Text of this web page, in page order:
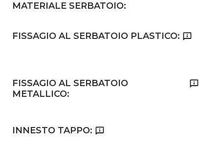
MATERIALE SERBATOIO:
FISSAGIO AL SERBATOIO PLASTICO:
FISSAGIO AL SERBATOIO
METALLICO:
INNESTO TAPPO: